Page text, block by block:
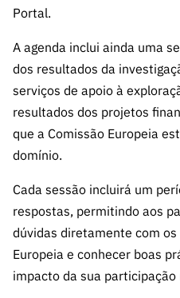
Portal.
A agenda inclui ainda uma
dos resultados da
serviços de apoio à
resultados dos projetos
que a Comissão Europeia
domínio.
Cada sessão incluirá um
respostas, permitindo aos
dúvidas diretamente com
Europeia e conhecer boas
impacto da sua participação